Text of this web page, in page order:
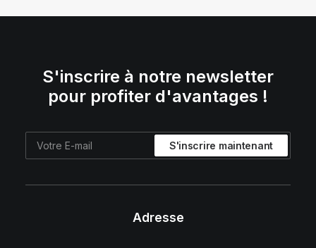
S'inscrire à notre newsletter
pour profiter d'avantages !
Adresse